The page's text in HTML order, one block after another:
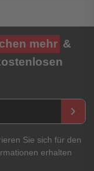
mehr &
keyboard_arrow_right
Sie sich für den
erhalten